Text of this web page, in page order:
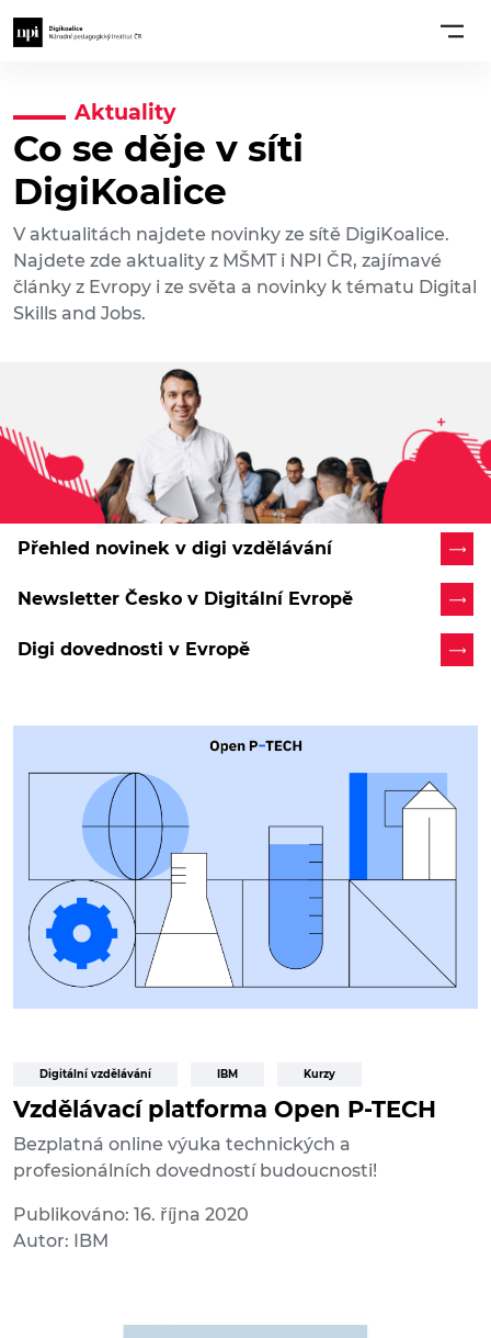
Aktuality
Co se děje v síti
DigiKoalice
V aktualitách najdete novinky ze sítě DigiKoalice.
Najdete zde aktuality z MŠMT i NPI ČR, zajímavé
články z Evropy i ze světa a novinky k tématu Digital
Skills and Jobs.
Přehled novinek v digi vzdělávání
Newsletter Česko v Digitální Evropě
Digi dovednosti v Evropě
Digitální vzdělávání IBM Kurzy
Vzdělávací platforma Open P-TECH
Bezplatná online výuka technických a
profesionálních dovedností budoucnosti!
Publikováno: 16. října 2020
Autor: IBM